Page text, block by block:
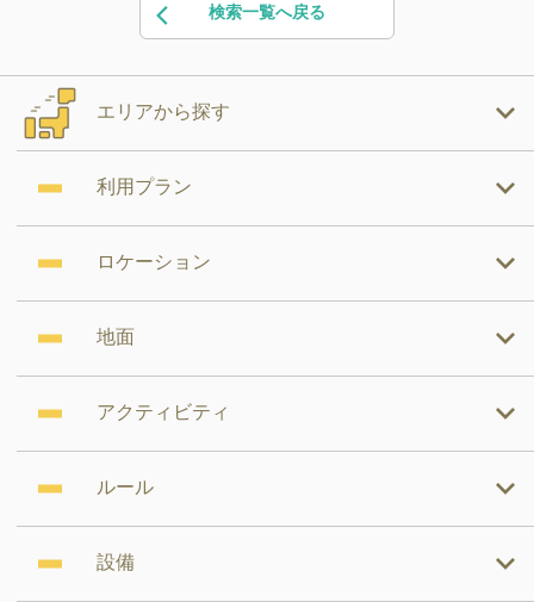
検索一覧へ戻る
エリアから探す
利用プラン
ロケーション
地面
アクティビティ
ルール
設備